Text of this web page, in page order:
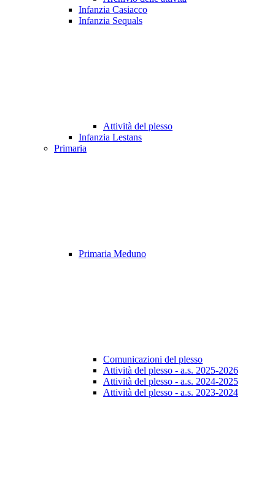
Infanzia Casiacco
Infanzia Sequals
Attività del plesso
Infanzia Lestans
Primaria
Primaria Meduno
Comunicazioni del plesso
Attività del plesso - a.s. 2025-2026
Attività del plesso - a.s. 2024-2025
Attività del plesso - a.s. 2023-2024